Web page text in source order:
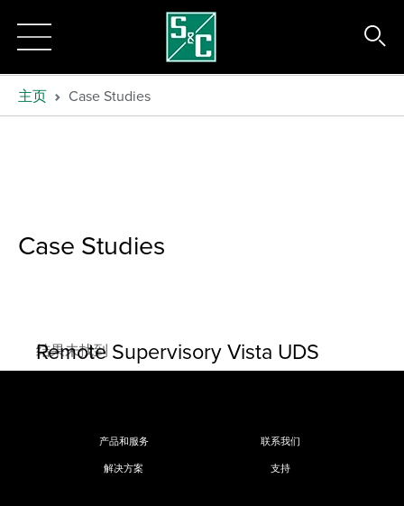
主页 Case Studies
Case Studies
Remote Supervisory Vista UDS
结果未找到
产品和服务
解决方案
联系我们
支持